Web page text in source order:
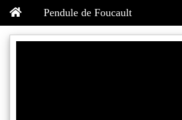
Pendule de Foucault